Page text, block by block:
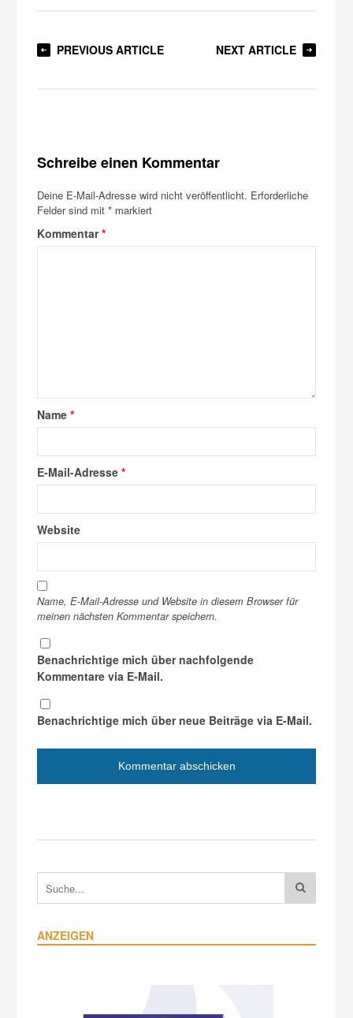
PREVIOUS ARTICLE NEXT ARTICLE
Schreibe einen Kommentar
Deine E-Mail-Adresse wird nicht veröffentlicht. Erforderliche
Felder sind mit* markiert
Kommentar*
Name*
E-Mail-Adresse*
Website
Name, E-Mail-Adresse und Website in diesem Browser für
meinen nächsten Kommentar speichern.
Benachrichtige mich über nachfolgende
Kommentare via E-Mail.
Benachrichtige mich über neue Beiträge via E-Mail.
ANZEIGEN